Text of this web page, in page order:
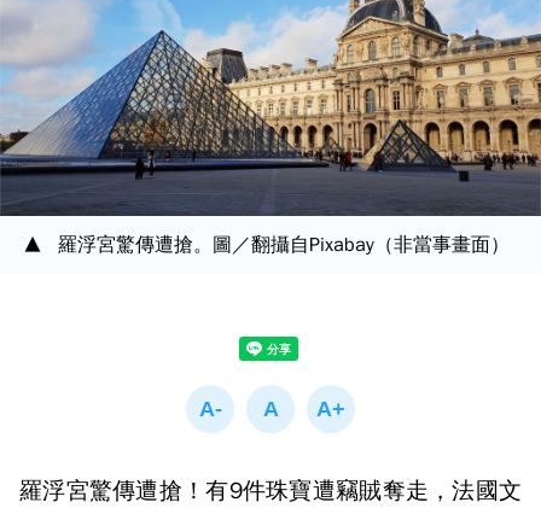
羅浮宮驚傳遭搶。圖／翻攝自Pixabay（非當事畫面）
羅浮宮驚傳遭搶！有9件珠寶遭竊賊奪走，法國文